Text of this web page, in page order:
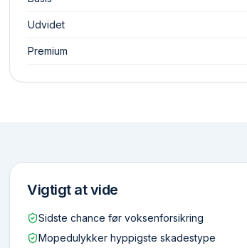
Udvidet
Premium
Vigtigt at vide
Sidste chance før voksenforsikring
Mopedulykker hyppigste skadestype